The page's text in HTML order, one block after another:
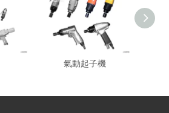
氣動起子機